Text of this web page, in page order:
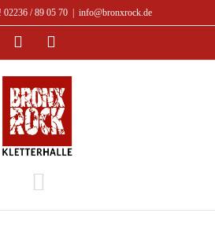
02236 / 89 05 70 info@bronxrock.de
Facebook